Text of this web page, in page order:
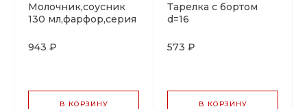
Молочник,соусник
130 мл,фарфор,серия
943 ₽
В КОРЗИНУ
Тарелка с бортом
d=16
"Arel", By Bone
573 ₽
В КОРЗИНУ